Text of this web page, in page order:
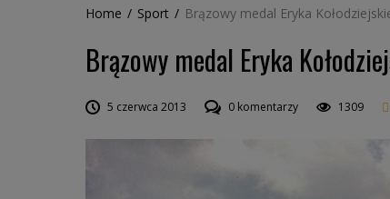
Home / Sport / Brązowy medal Eryka
Brązowy medal Eryka
5 czerwca 2013 0 komentarzy 1309